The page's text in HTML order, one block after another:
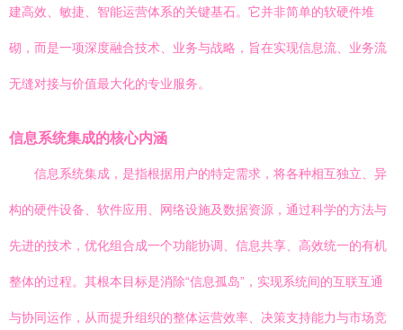
建高效、敏捷、智能运营体系的关键基石。它并非简单的软硬件堆
砌，而是一项深度融合技术、业务与战略，旨在实现信息流、业务流
无缝对接与价值最大化的专业服务。
信息系统集成的核心内涵
信息系统集成，是指根据用户的特定需求，将各种相互独立、异
构的硬件设备、软件应用、网络设施及数据资源，通过科学的方法与
先进的技术，优化组合成一个功能协调、信息共享、高效统一的有机
整体的过程。其根本目标是消除“信息孤岛”，实现系统间的互联互通
与协同运作，从而提升组织的整体运营效率、决策支持能力与市场竞